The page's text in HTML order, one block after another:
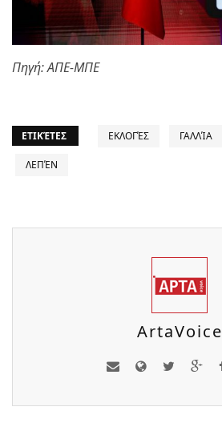
Πηγή: ΑΠΕ-ΜΠΕ
ΕΤΙΚΈΤΕΣ ΕΚΛΟΓΈΣ ΓΑΛΛΊΑ
ΛΕΠΈΝ
ArtaVoice